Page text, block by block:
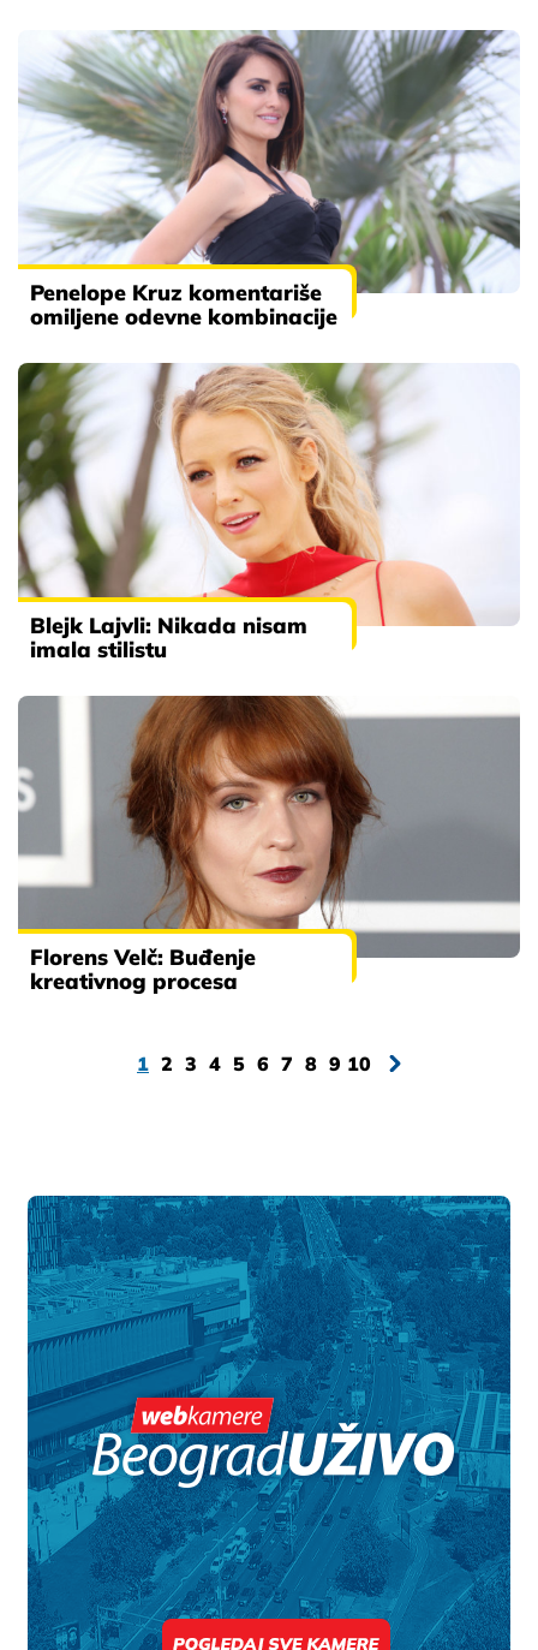
Penelope Kruz komentariše
omiljene odevne kombinacije
Blejk Lajvli: Nikada nisam
imala stilistu
Florens Velč: Buđenje
kreativnog procesa
1 2 3 4 5 6 7 8 9 10